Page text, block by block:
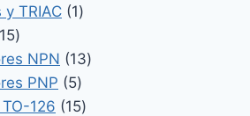
TRIAC 11
1515
productos
NPN 1313
PNP 55
productos
126 1515